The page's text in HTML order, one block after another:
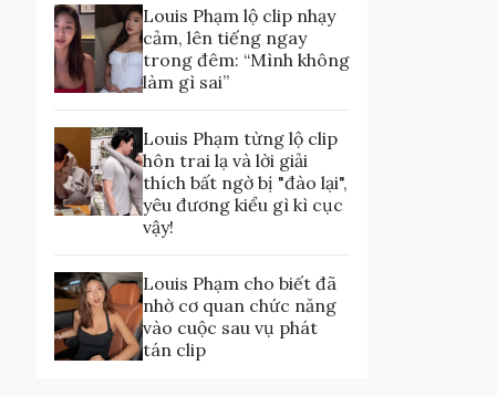
Louis Phạm lộ clip nhạy
cảm, lên tiếng ngay
trong đêm: “Mình không
làm gì sai”
Louis Phạm từng lộ clip
hôn trai lạ và lời giải
thích bất ngờ bị "đào lại",
yêu đương kiểu gì kì cục
vậy!
Louis Phạm cho biết đã
nhờ cơ quan chức năng
vào cuộc sau vụ phát
tán clip